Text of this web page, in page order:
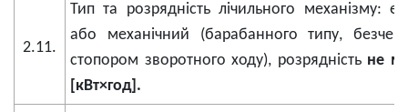
2.11.
Тип та розрядність лічильного механізму:
або механічний (барабанного типу,
стопором зворотного ходу), розрядність не
[кВт×год].